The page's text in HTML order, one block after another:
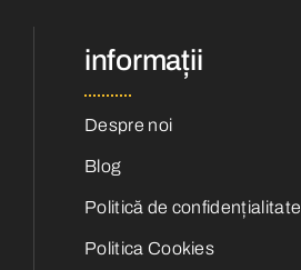
informații
Despre noi
Blog
Politică de confidențialitate
Politica Cookies